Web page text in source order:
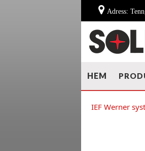
Adress:
HEM
IEF Werner